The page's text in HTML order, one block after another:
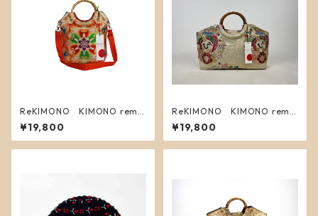
ReKIMONO KIMONO rema
kebag S 7
¥19,800
ReKIMONO KIMONO rema
kebag L ４
¥19,800